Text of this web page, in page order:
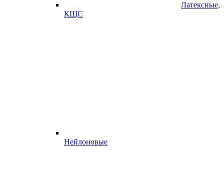
Латексные,
КЩС
Нейлоновые